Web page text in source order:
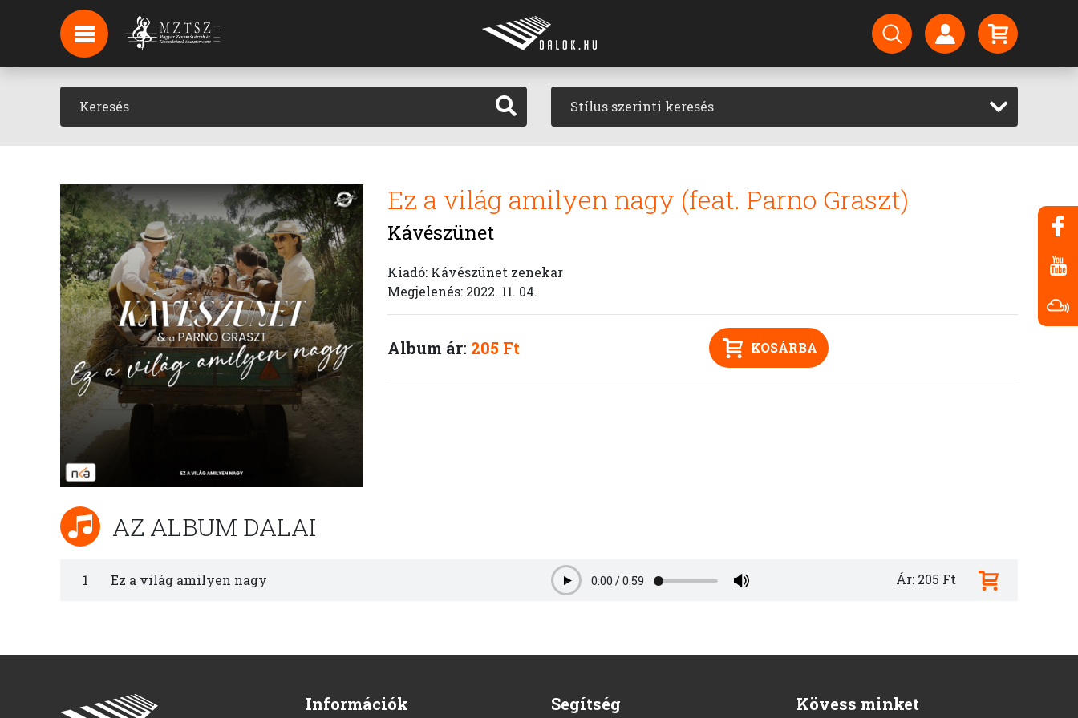
HÍREK
HÍRLEVÉL FELIRATKOZÁS
PODCAST Stílus szerinti keresés
Ez a világ amilyen nagy (feat. Parno Graszt)
Kávészünet
Kiadó: Kávészünet zenekar
Megjelenés: 2022. 11. 04.
Album ár: 205 Ft KOSÁRBA
AZ ALBUM DALAI
1 Ez a világ amilyen nagy Play0:00 /0:59 Ár: 205 Ft
Információk Segítség Kövess minket